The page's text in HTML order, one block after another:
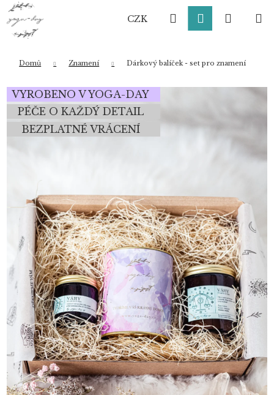
Přejít
obsah
CZK HledatPřihlášení
Domů Znamení Dárkový balíček - set pro znamení
VYROBENO V YOGA-DAY
PÉČE O KAŽDÝ DETAIL
BEZPLATNÉ VRÁCENÍ
K
o
Zpět
Zpět
HLEDAT